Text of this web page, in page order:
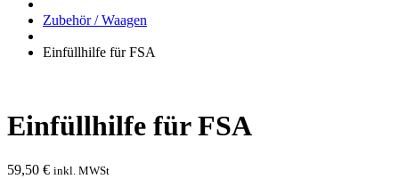
Zubehör / Waagen
Einfüllhilfe für FSA
Einfüllhilfe für FSA
59,50 € inkl. MWSt